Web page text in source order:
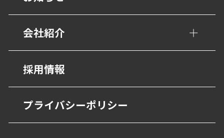
歩行用誘導鋲・点字鋲
避難・誘導
グレーチング・側溝
抗菌・抗ウイルス技術
BEP・ステンレス仕上げ
医療施設
福祉・高齢者施設
宿泊・観光施設
商業・オフィス施設
物流・産業施設
会社紹介
会社概要
営業所
沿革
採用情報
プライバシーポリシー